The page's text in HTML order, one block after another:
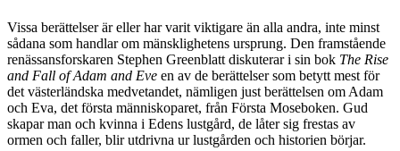
Vissa berättelser är eller har varit viktigare än alla andra, inte minst
sådana som handlar om mänsklighetens ursprung. Den framstående
renässansforskaren Stephen Greenblatt diskuterar i sin bok The Rise
and Fall of Adam and Eve en av de berättelser som betytt mest för
det västerländska medvetandet, nämligen just berättelsen om Adam
och Eva, det första människoparet, från Första Moseboken. Gud
skapar man och kvinna i Edens lustgård, de låter sig frestas av
ormen och faller, blir utdrivna ur lustgården och historien börjar.